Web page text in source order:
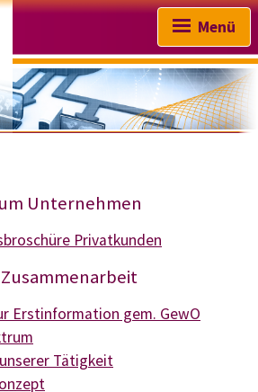
Menü
Unternehmen
Privatkunden
Erstinformation gem. GewO
Tätigkeit